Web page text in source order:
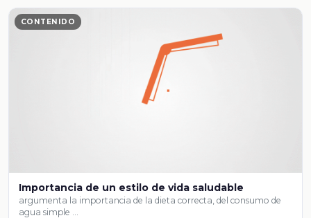
CONTENIDO
Importancia de un estilo de vida saludable
argumenta la importancia de la dieta correcta, del consumo de
agua simple …